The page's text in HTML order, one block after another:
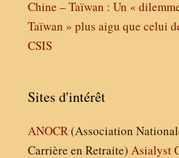
Chine – Taïwan : Un «
Taïwan » plus aigu que celui
CSIS
Sites d'intérêt
ANOCR (Association
Carrière en Retraite) Asialyst